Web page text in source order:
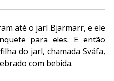
até o jarl Bjarmarr, e ele
para eles. E então
do jarl, chamada Sváfa,
com bebida.